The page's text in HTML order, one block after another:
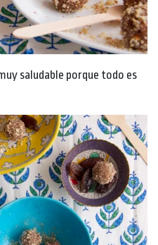
saludable porque todo es